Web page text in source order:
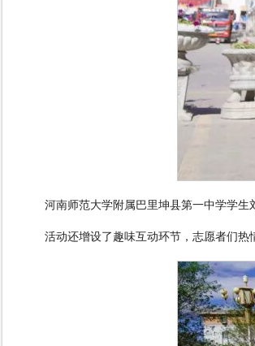
河南师范大学附属巴里坤县第一中学学
活动还增设了趣味互动环节，志愿者们